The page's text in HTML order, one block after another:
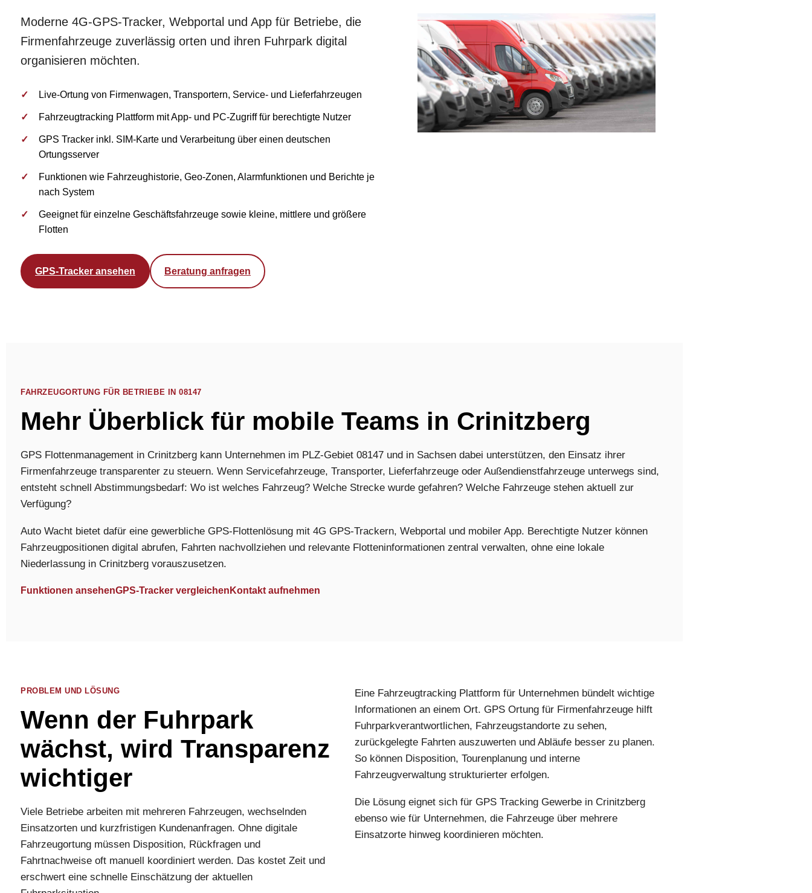
Moderne 4G-GPS-Tracker, Webportal und App für Betriebe, die
Firmenfahrzeuge zuverlässig orten und ihren Fuhrpark digital
organisieren möchten.
Live-Ortung von Firmenwagen, Transportern, Service- und Lieferfahrzeugen
Fahrzeugtracking Plattform mit App- und PC-Zugriff für berechtigte Nutzer
GPS Tracker inkl. SIM-Karte und Verarbeitung über einen deutschen
Ortungsserver
Funktionen wie Fahrzeughistorie, Geo-Zonen, Alarmfunktionen und Berichte je
nach System
Geeignet für einzelne Geschäftsfahrzeuge sowie kleine, mittlere und größere
Flotten
GPS-Tracker ansehen Beratung anfragen
FAHRZEUGORTUNG FÜR BETRIEBE IN 08147
Mehr Überblick für mobile Teams in Crinitzberg
GPS Flottenmanagement in Crinitzberg kann Unternehmen im PLZ-Gebiet 08147 und in Sachsen dabei unterstützen, den Einsatz ihrer
Firmenfahrzeuge transparenter zu steuern. Wenn Servicefahrzeuge, Transporter, Lieferfahrzeuge oder Außendienstfahrzeuge unterwegs sind,
entsteht schnell Abstimmungsbedarf: Wo ist welches Fahrzeug? Welche Strecke wurde gefahren? Welche Fahrzeuge stehen aktuell zur
Verfügung?
Auto Wacht bietet dafür eine gewerbliche GPS-Flottenlösung mit 4G GPS-Trackern, Webportal und mobiler App. Berechtigte Nutzer können
Fahrzeugpositionen digital abrufen, Fahrten nachvollziehen und relevante Flotteninformationen zentral verwalten, ohne eine lokale
Niederlassung in Crinitzberg vorauszusetzen.
Funktionen ansehenGPS-Tracker vergleichen Kontakt aufnehmen
PROBLEM UND LÖSUNG
Wenn der Fuhrpark
wächst, wird Transparenz
wichtiger
Viele Betriebe arbeiten mit mehreren Fahrzeugen, wechselnden
Einsatzorten und kurzfristigen Kundenanfragen. Ohne digitale
Fahrzeugortung müssen Disposition, Rückfragen und
Fahrtnachweise oft manuell koordiniert werden. Das kostet Zeit und
erschwert eine schnelle Einschätzung der aktuellen
Eine Fahrzeugtracking Plattform für Unternehmen bündelt wichtige
Informationen an einem Ort. GPS Ortung für Firmenfahrzeuge hilft
Fuhrparkverantwortlichen, Fahrzeugstandorte zu sehen,
zurückgelegte Fahrten auszuwerten und Abläufe besser zu planen.
So können Disposition, Tourenplanung und interne
Fahrzeugverwaltung strukturierter erfolgen.
Die Lösung eignet sich für GPS Tracking Gewerbe in Crinitzberg
ebenso wie für Unternehmen, die Fahrzeuge über mehrere
Einsatzorte hinweg koordinieren möchten.